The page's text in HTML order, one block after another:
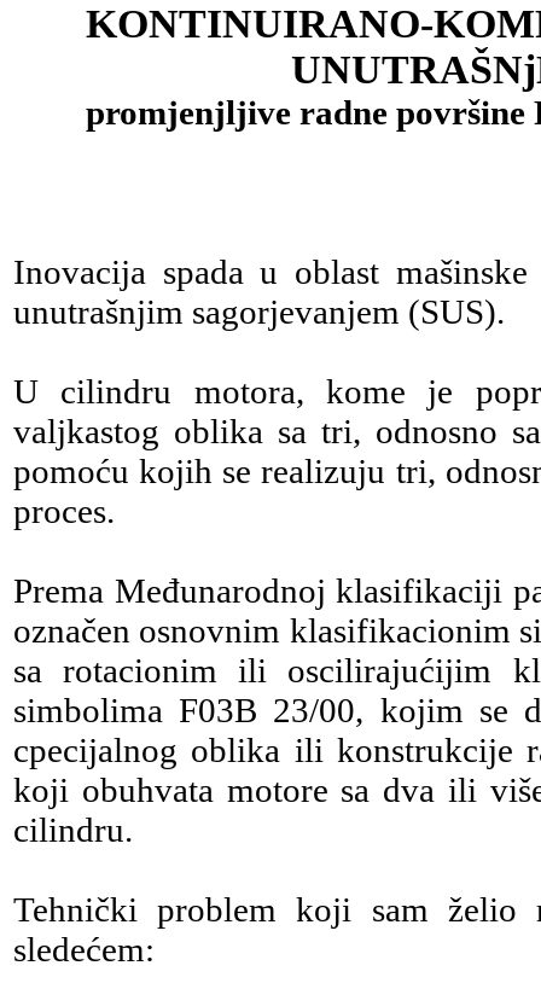
KONTINUIRANO-
promjenjljive radne
Inovacija spada u oblast
unutrašnjim sagorjevanjem (SUS).
U cilindru motora, kome je
valjkastog oblika sa tri, odnosno
pomoću kojih se realizuju tri,
proces.
Prema Međunarodnoj klasifikaciji
označen osnovnim klasifikacionim
sa rotacionim ili oscilirajućijim
simbolima F03B 23/00, kojim se
cpecijalnog oblika ili konstrukcije
koji obuhvata motore sa dva ili
cilindru.
Tehnički problem koji sam želio
sledećem: